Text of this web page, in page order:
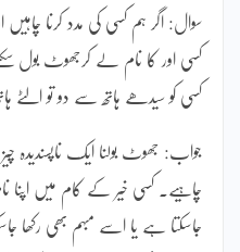
سوال: اگر ہم کسی کی مدد کرنا چاہیں
کسی اور کا نام لے کرجھوٹ بول
کسی کو سیدھے ہاتھ سے دو تو الٹے
جواب: جھوٹ بولنا ایک ناپسندیدہ
چاہیے۔ کسی خیر کے کام میں اپنا نام
جاسکتا ہے یا اسے مبہم بھی رکھا